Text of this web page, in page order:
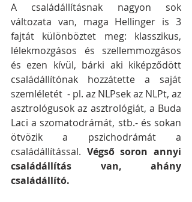
A családállításnak nagyon sok
változata van, maga Hellinger is 3
fajtát különböztet meg: klasszikus,
lélekmozgásos és szellemmozgásos
és ezen kívül, bárki aki kiképződött
családállítónak hozzátette a saját
szemléletét  - pl. az NLPsek az NLPt, az
asztrológusok az asztrológiát, a Buda
Laci a szomatodrámát, stb.- és sokan
ötvözik a pszichodrámát a
családállítással. Végső soron annyi
családállítás van, ahány
családállító.